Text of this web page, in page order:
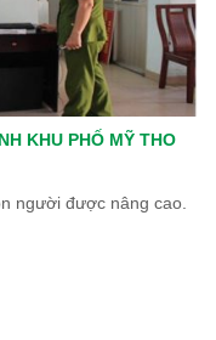
KHU PHỐ MỸ THO
người được nâng cao.